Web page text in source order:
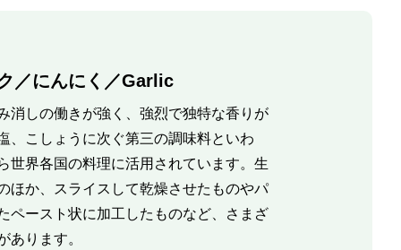
／にんにく／Garlic
消しの働きが強く、強烈で独特な香りが
、こしょうに次ぐ第三の調味料といわ
世界各国の料理に活用されています。生
ほか、スライスして乾燥させたものやパ
ペースト状に加工したものなど、さまざ
あります。